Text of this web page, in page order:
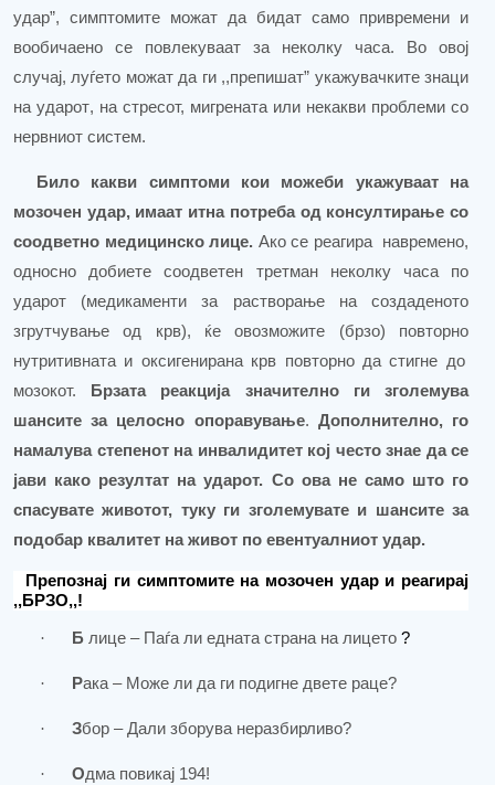
удар”, симптомите можат да бидат само привремени и
вообичаено се повлекуваат за неколку часа. Во овој
случај, луѓето можат да ги ,,препишат” укажувачките знаци
на ударот, на стресот, мигрената или некакви проблеми со
нервниот систем.
Било какви симптоми кои можеби укажуваат на
мозочен удар, имаат итна потреба од консултирање со
соодветно медицинско лице. Акосе реагира
навремено,
односно добиете соодветен третман неколку часа по
ударот (медикаменти за растворање на создаденото
згрутчување од крв), ќе овозможите (брзо) повторно
нутритивната и оксигенирана крв повторно да стигне до
мозокот.
Брзата реакција значително ги
зголемува
шансите за целосно опоравување. Дополнително, го
намалува степенот на инвалидитет кој често знае да се
јави како резултат на ударот. Со ова не само што го
спасувате животот, туку ги зголемувате и шансите за
подобар квалитет на живот по евентуалниот удар.
Препознај ги симптомите на мозочен удар и реагирај
,,БРЗО,,!
· Б лице – Паѓа ли едната страна на лицето ?
· Рака – Може ли да ги подигне двете раце?
· Збор – Дали зборува неразбирливо?
· Одма повикај 194!